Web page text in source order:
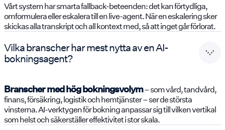
Vårt system har smarta fallback-beteenden: det kan förtydliga,
omformulera eller eskalera till en live-agent. När en eskalering sker
skickas alla transkript och all kontext med, så att inget går förlorat.
Vilka branscher har mest nytta av en AI-
bokningsagent?
Branscher med hög bokningsvolym– som vård, tandvård,
finans, försäkring, logistik och hemtjänster – ser de största
vinsterna. AI-verktygen för bokning anpassar sig till vilken vertikal
som helst och säkerställer effektivitet i stor skala.